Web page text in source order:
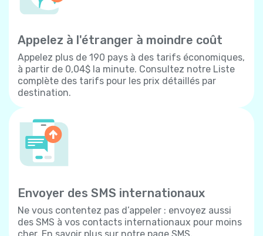
Appelez à l'étranger à moindre coût
Appelez plus de 190 pays à des tarifs économiques,
à partir de 0,04$ la minute. Consultez notre Liste
complète des tarifs pour les prix détaillés par
destination.
Envoyer des SMS internationaux
Ne vous contentez pas d’appeler : envoyez aussi
des SMS à vos contacts internationaux pour moins